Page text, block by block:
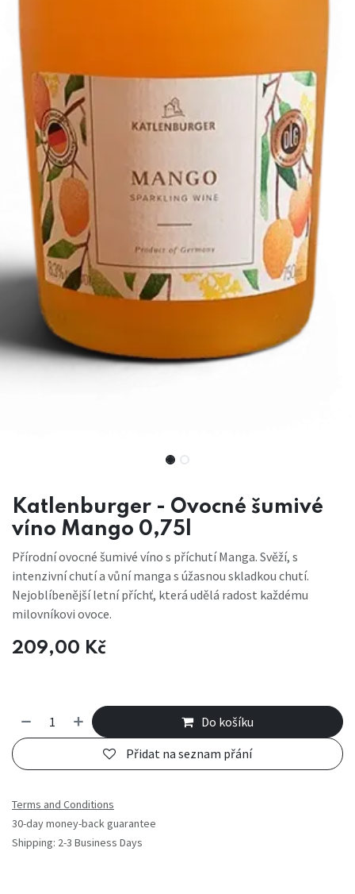
Katlenburger - Ovocné šumivé
víno Mango 0,75l
Přírodní ovocné šumivé víno s příchutí Manga. Svěží, s
intenzivní chutí a vůní manga s úžasnou skladkou chutí.
Nejoblíbenější letní příchť, která udělá radost každému
milovníkovi ovoce.
209,00 Kč
Do košíku
Přidat na seznam přání
Terms and Conditions
30-day money-back guarantee
Shipping: 2-3 Business Days